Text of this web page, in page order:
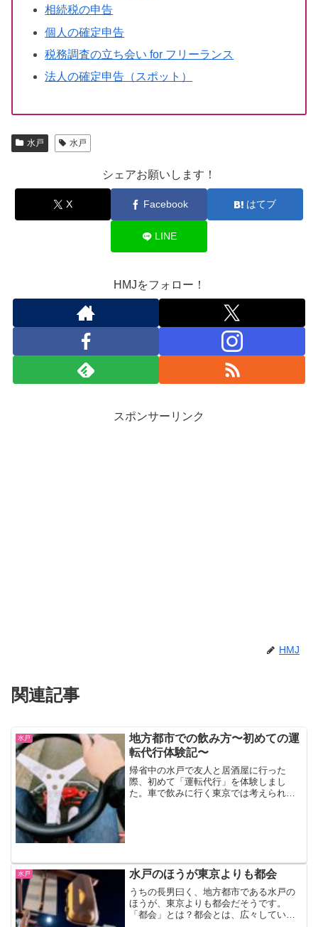
相続税の申告
個人の確定申告
税務調査の立ち会い for フリーランス
法人の確定申告（スポット）
水戸 水戸
シェアお願いします！
X Facebook はてブ
LINE
HMJをフォロー！
スポンサーリンク
HMJ
関連記事
水戸
地方都市での飲み方〜初めての運
転代行体験記〜
帰省中の水戸で友人と居酒屋に行った
際、初めて「運転代行」を体験しまし
た。車で飲みに行く東京では考えられな
水戸 水戸のほうが東京よりも都会
うちの長男曰く、地方都市である水戸の
ほうが、東京よりも都会だそうです。
「都会」とは？都会とは、広々している